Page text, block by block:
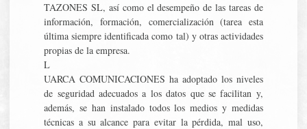
TAZONES SL, así como el desempeño de las tareas de
información, formación, comercialización (tarea esta
última siempre identificada como tal) y otras actividades
propias de la empresa.
L
UARCA COMUNICACIONES ha adoptado los niveles
de seguridad adecuados a los datos que se facilitan y,
además, se han instalado todos los medios y medidas
técnicas a su alcance para evitar la pérdida, mal uso,